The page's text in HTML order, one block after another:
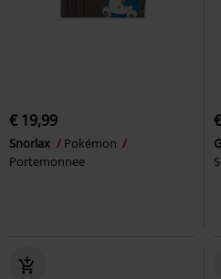
€ 19,99
Snorlax
Pokémon
Portemonnee